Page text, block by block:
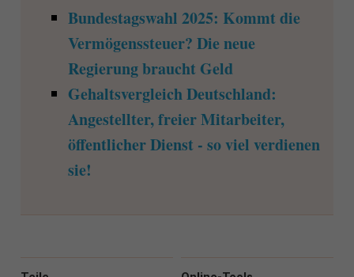
Bundestagswahl 2025: Kommt die
Vermögenssteuer? Die neue
Regierung braucht Geld
Gehaltsvergleich Deutschland:
Angestellter, freier Mitarbeiter,
öffentlicher Dienst - so viel verdienen
sie!